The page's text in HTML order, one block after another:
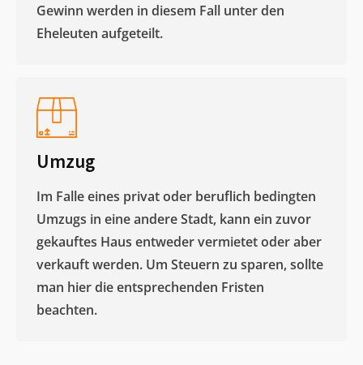
Gewinn werden in diesem Fall unter den
Eheleuten aufgeteilt.​
Umzug
Im Falle eines privat oder beruflich bedingten
Umzugs in eine andere Stadt, kann ein zuvor
gekauftes Haus entweder vermietet oder aber
verkauft werden. Um Steuern zu sparen, sollte
man hier die entsprechenden Fristen
beachten.